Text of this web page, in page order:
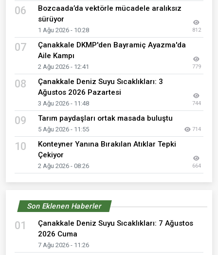
06
Bozcaada’da vektörle mücadele aralıksız
sürüyor
1 Ağu 2026 - 10:28 812
07
Çanakkale DKMP'den Bayramiç Ayazma'da
Aile Kampı
2 Ağu 2026 - 12:41 779
08
Çanakkale Deniz Suyu Sıcaklıkları: 3
Ağustos 2026 Pazartesi
3 Ağu 2026 - 11:48 744
09 Tarım paydaşları ortak masada buluştu
5 Ağu 2026 - 11:55 714
10
Konteyner Yanına Bırakılan Atıklar Tepki
Çekiyor
2 Ağu 2026 - 08:26 664
Son Eklenen Haberler
01
Çanakkale Deniz Suyu Sıcaklıkları: 7 Ağustos
2026 Cuma
7 Ağu 2026 - 11:26